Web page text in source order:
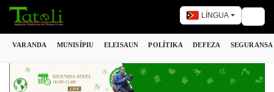
LÍNGUA
VARANDA MUNISÍPIU ELEISAUN POLÍTIKA DEFEZA SEGURANSA